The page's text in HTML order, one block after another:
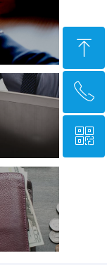
ꁸ
回到顶部
ꂅ
0531—67870677
ꀥ